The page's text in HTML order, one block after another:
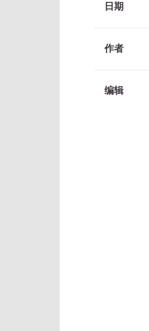
日期
作者
编辑